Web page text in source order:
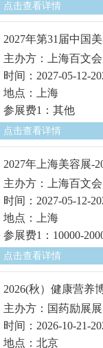
点击查看详情
2027年第31届中国
主办方：上海百文
时间：2027-05-12-
地点：上海
参展费1：其他
点击查看详情
2027年上海美容展-
主办方：上海百文
时间：2027-05-12-
地点：上海
参展费1：10000-
点击查看详情
2026(秋）健康营养
主办方：国药励展
时间：2026-10-21-
地点：北京